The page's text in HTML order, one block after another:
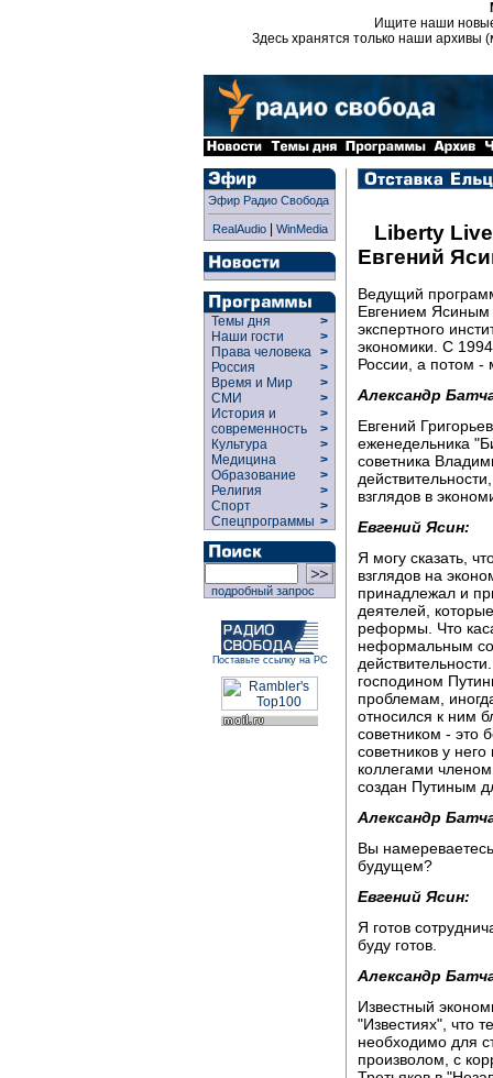
Ищите наши
Здесь хранятся только наши архивы
Эфир Радио Свобода
RealAudio| WinMedia
Темы дня
>
Наши гости
>
Права человека >
Россия
>
Время и Мир
>
СМИ
>
История и
современность
>
>
Культура
>
Медицина
>
Образование
>
Религия
>
Спорт
>
Спецпрограммы >
подробный запрос
Поставьте ссылку на РС
Liberty Live
Евгений
Ведущий
Евгением Ясиным
экспертного
экономики. С
России, а потом -
Александр
Евгений
еженедельника
советника
взглядов в
Евгений Ясин:
Я могу сказать,
взглядов на
принадлежал и
деятелей,
реформы. Что
неформальным
господином
проблемам,
относился к ним
советником - это
советников у
коллегами
создан Путиным
Александр
Вы
будущем?
Евгений Ясин:
Я готов
буду готов.
Александр
Известный
"Известиях", что
необходимо для
произволом, с